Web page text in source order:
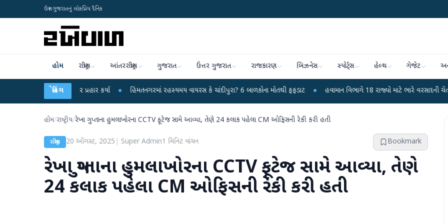
ઉત્તર ગુજરાતનું લોકપ્રિય દૈનિક
હોમ રાષ્ટ્રીય આંતરરાષ્ટ્રીય ગુજરાત ઉત્તર ગુજરાત રાજકારણ બિઝનેસ સ્પોર્ટ્સ હેલ્થ ગેજેટ
બ્રેકિંગ
કેન્દ્ર પર પ્રહાર કર્યા હિંમતનગરમાં રહસ્યમય વાયરસ કે ચાંદીપુરા? 6 બાળકોના મોતથી ફફડાટ ● હવામાન વિભાગે 18 રાજ્યો માટે ભારે વરસાદની ચેતવણી જારી કરી
હોમ/રાષ્ટ્રીય/રેખા ગુપ્તાના હુમલાખોરના CCTV ફૂટેજ સામે આવ્યા, તેણે 24 કલાક પહેલા CM ઓફિસની રેકી કરી હતી
રાષ્ટ્રીય 20 ઑગસ્ટ, 2025 Super Admin1 મિનિટ વાંચન Bookmark
રેખા ગુપ્તાના હુમલાખોરના CCTV ફૂટેજ સામે આવ્યા, તેણે
24 કલાક પહેલા CM ઓફિસની રેકી કરી હતી